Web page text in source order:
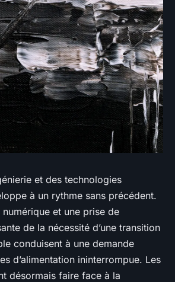
et des technologies
à un rythme sans précédent.
et une prise de
de la nécessité d’une transition
conduisent à une demande
d’alimentation ininterrompue. Les
désormais faire face à la